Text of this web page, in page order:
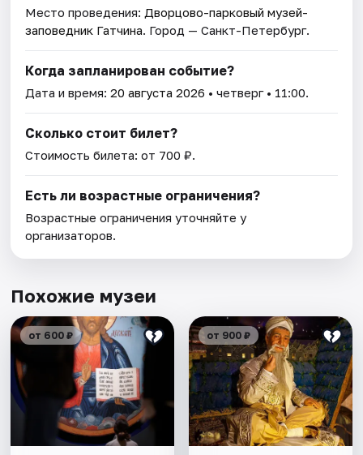
Место проведения: Дворцово-парковый музей-
заповедник Гатчина. Город — Санкт-Петербург.
Когда запланирован событие?
Дата и время:20 августа 2026 • четверг • 11:00.
Сколько стоит билет?
Стоимость билета: от 700 ₽.
Есть ли возрастные ограничения?
Возрастные ограничения уточняйте у
организаторов.
Похожие музеи
от 600 ₽ от 900 ₽